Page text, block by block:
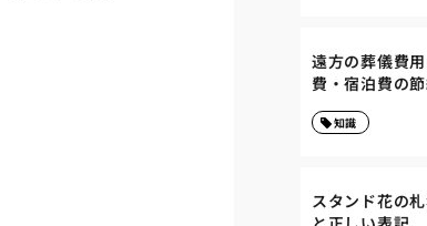
遠方の葬儀費
費・宿泊費の
知識
スタンド花の